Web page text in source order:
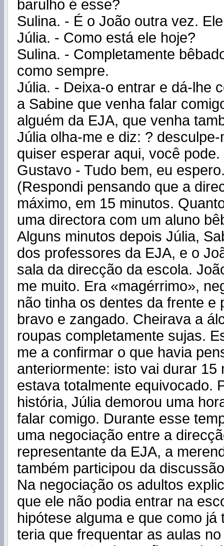
barulho é esse?
Sulina. - É o João outra vez.
Júlia. - Como está ele hoje?
Sulina. - Completamente
como sempre.
Júlia. - Deixa-o entrar e dá-lhe
a Sabine que venha falar
alguém da EJA, que venha
Júlia olha-me e diz: ?
quiser esperar aqui, você pode.
Gustavo - Tudo bem, eu
(Respondi pensando que a
máximo, em 15 minutos.
uma directora com um aluno
Alguns minutos depois Júlia,
dos professores da EJA, e o
sala da direcção da escola.
me muito. Era «magérrimo»,
não tinha os dentes da frente e
bravo e zangado. Cheirava a
roupas completamente sujas.
me a confirmar o que havia
anteriormente: isto vai durar 15
estava totalmente equivocado.
história, Júlia demorou uma
falar comigo. Durante esse
uma negociação entre a
representante da EJA, a
também participou da
Na negociação os adultos
que ele não podia entrar na
hipótese alguma e que como já
teria que frequentar as aulas